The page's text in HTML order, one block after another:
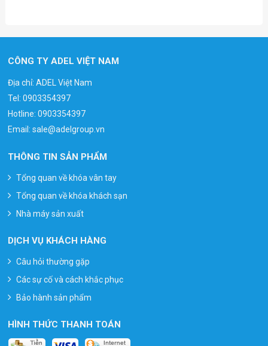
CÔNG TY ADEL VIỆT NAM
Địa chỉ: ADEL Việt Nam
Tel:0903354397
Hotline:0903354397
Email:sale@adelgroup.vn
THÔNG TIN SẢN PHẨM
Tổng quan về khóa vân tay
Tổng quan về khóa khách sạn
Nhà máy sản xuất
DỊCH VỤ KHÁCH HÀNG
Câu hỏi thường gặp
Các sự cố và cách khắc phục
Bảo hành sản phẩm
HÌNH THỨC THANH TOÁN